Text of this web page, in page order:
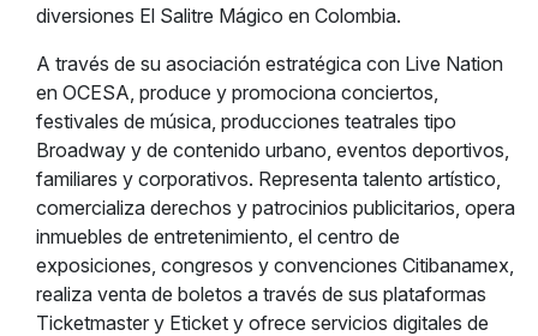
diversiones El Salitre Mágico en Colombia.
A través de su asociación estratégica con Live Nation
en OCESA, produce y promociona conciertos,
festivales de música, producciones teatrales tipo
Broadway y de contenido urbano, eventos deportivos,
familiares y corporativos. Representa talento artístico,
comercializa derechos y patrocinios publicitarios, opera
inmuebles de entretenimiento, el centro de
exposiciones, congresos y convenciones Citibanamex,
realiza venta de boletos a través de sus plataformas
Ticketmaster y Eticket y ofrece servicios digitales de